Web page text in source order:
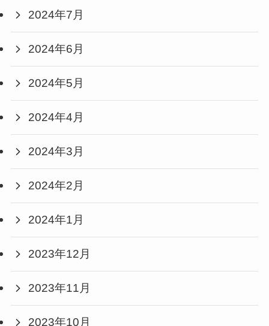
2024年7月
2024年6月
2024年5月
2024年4月
2024年3月
2024年2月
2024年1月
2023年12月
2023年11月
2023年10月